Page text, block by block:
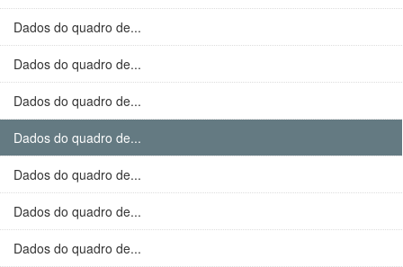
Dados do quadro de...
Dados do quadro de...
Dados do quadro de...
Dados do quadro de...
Dados do quadro de...
Dados do quadro de...
Dados do quadro de...